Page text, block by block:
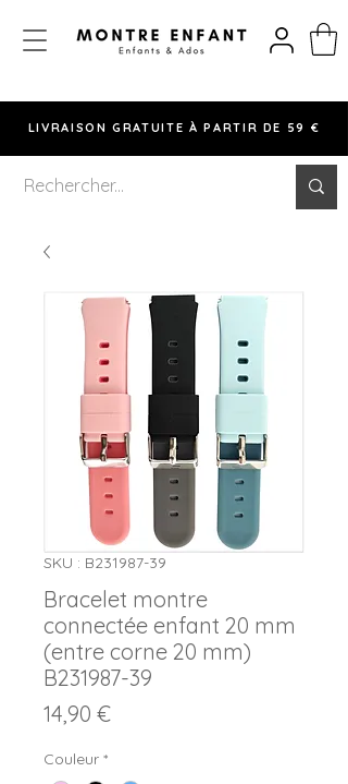
LIVRAISON GRATUITE À PARTIR DE 59 €
SKU : B231987-39
Bracelet montre
connectée enfant 20 mm
(entre corne 20 mm)
B231987-39
14,90 €Prix
Couleur *